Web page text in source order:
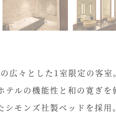
広々とした1室限定の客室。
ルの機能性と和の寛ぎを
モンズ社製ベッドを採用。